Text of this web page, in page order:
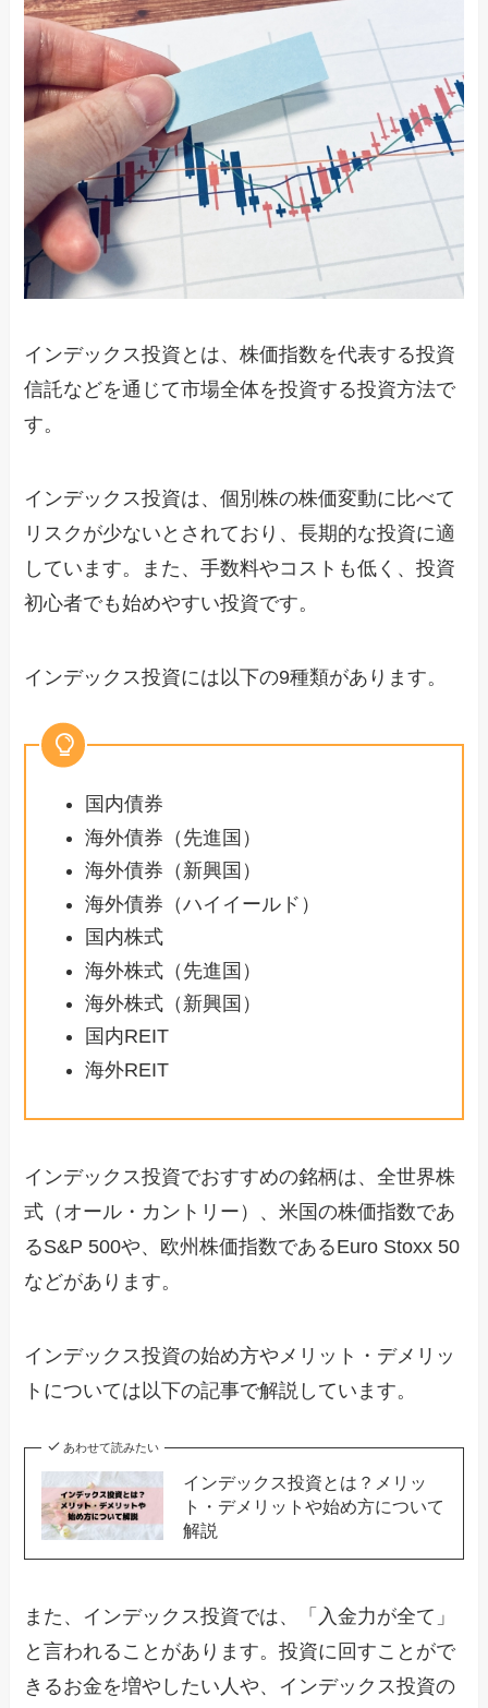
インデックス投資とは、株価指数を代表する投資
信託などを通じて市場全体を投資する投資方法で
す。
インデックス投資は、個別株の株価変動に比べて
リスクが少ないとされており、長期的な投資に適
しています。また、手数料やコストも低く、投資
初心者でも始めやすい投資です。
インデックス投資には以下の9種類があります。
国内債券
海外債券（先進国）
海外債券（新興国）
海外債券（ハイイールド）
国内株式
海外株式（先進国）
海外株式（新興国）
国内REIT
海外REIT
インデックス投資でおすすめの銘柄は、全世界株
式（オール・カントリー）、米国の株価指数であ
るS&P 500や、欧州株価指数であるEuro Stoxx 50
などがあります。
インデックス投資の始め方やメリット・デメリッ
トについては以下の記事で解説しています。
あわせて読みたい
インデックス投資とは？メリッ
ト・デメリットや始め方について
解説
また、インデックス投資では、「入金力が全て」
と言われることがあります。投資に回すことがで
きるお金を増やしたい人や、インデックス投資の